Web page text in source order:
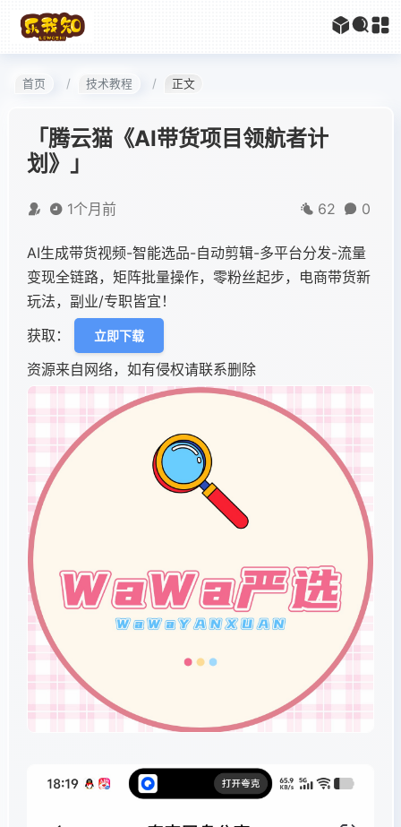
首页 技术教程 正文
「腾云猫《AI带货项目领航者计
划》」
1个月前 62 0
AI生成带货视频-智能选品-自动剪辑-多平台分发-流量
变现全链路，矩阵批量操作，零粉丝起步，电商带货新
玩法，副业/专职皆宜！
获取：
立即下载
资源来自网络，如有侵权请联系删除